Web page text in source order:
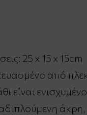
25 x 15 x 15cm
από
είναι
άκρη,